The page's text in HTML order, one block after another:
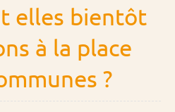
elles bientôt
à la place
?